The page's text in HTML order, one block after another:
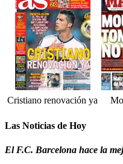
Cristiano renovación ya
Las Noticias de Hoy
El F.C. Barcelona hace la